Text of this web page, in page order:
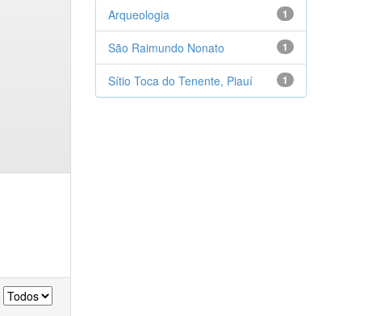
1
Arqueologia
1
São Raimundo Nonato
1
Sítio Toca do Tenente, Piauí